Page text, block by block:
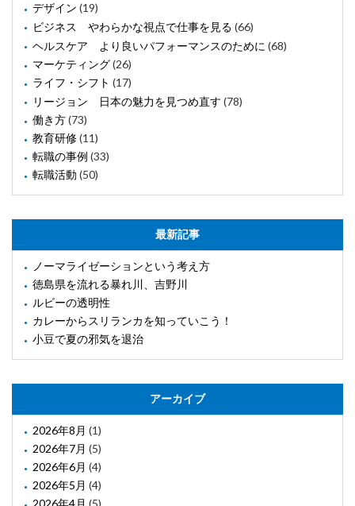
デザイン (19)
ビジネス やわらかな視点で仕事を見る (66)
ヘルスケア より良いパフォーマンスのために (68)
マーケティング(26)
ライフ・シフト (17)
リージョン 日本の魅力を見つめ直す (78)
働き方(73)
教育研修(11)
転職の事例 (33)
転職活動 (50)
最新記事
ノーマライゼーションという考え方
徳島県を流れる暴れ川、吉野川
ルビーの透明性
カレーからスリランカを知っていこう！
小豆で夏の邪気を退治
アーカイブ
2026年8月 (1)
2026年7月 (5)
2026年6月 (4)
2026年5月 (4)